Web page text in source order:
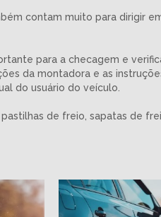
contam muito para dirigir
para a checagem e
da montadora e as
do usuário do veículo.
de freio, sapatas de